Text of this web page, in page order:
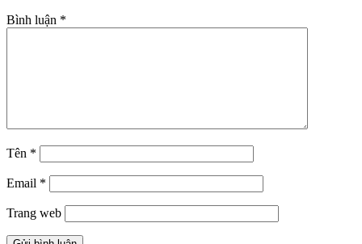
Bình luận *
Tên *
Email *
Trang web